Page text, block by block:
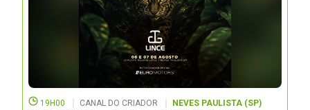
19H00 CANAL DO CRIADOR NEVES PAULISTA (SP)